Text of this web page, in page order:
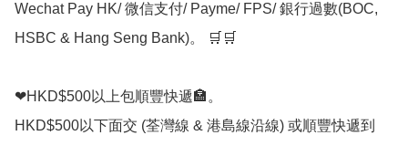
Wechat Pay HK/ 微信支付/ Payme/ FPS/ 銀行過數(BOC,
HSBC & Hang Seng Bank)。 🛒🛒
❤HKD$500以上包順豐快遞🏣。
HKD$500以下面交 (荃灣線 & 港島線沿線) 或順豐快遞到